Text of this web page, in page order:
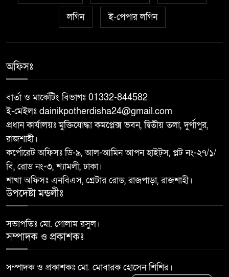
আত্রাইয়ে সিংসাড়া-ইব্রাহিম নগর
দাড়ির ওপর সরু ব্রিজের স্থলে প্রশস্ত
ব্রিজ নির্মাণের দাবি এলাকাবাসীর
মাদক কারবারি আটক
৮
আত্রাইয়ে ২০ লাখ টাকা মূল্যের ট্রাক্টর
চুরি
৯
বাঘা পৌরসভার উন্নয়নে পাঁচটি
প্রকল্পের উদ্বোধন করলেন সংসদ
সদস্য আবু সাঈদ চাঁদ
১০
লগিন ই-পেপার লগিন
অফিসঃ
বার্তা ও মার্কেটিং বিভাগঃ 01332-844582
ই-মেইলঃ dainikpotherdisha24@gmail.com
প্রধান কার্যালয়ঃ মুক্তিযোদ্ধা কমপ্লেক্স ভবন, দ্বিতীয় তলা, দুর্গাপুর,
রাজশাহী।
কর্পোরেট অফিসঃ ডি-৯, আল-আমিন আপন হাইট্স, প্লট নং-২৭/১/
বি, রোড নং-৩, শ্যামলী, ঢাকা।
শাখা অফিসঃ এনবিএস, গ্রেটার রোড, রাজপাড়া, রাজশাহী।
উপদেষ্টা মন্ডলীঃ
সভাপতিঃ মো. গোলাম রসুল।
সম্পাদক ও প্রকাশকঃ
সম্পাদক ও প্রকাশকঃ মো. মোবারক হোসেন শিশির।